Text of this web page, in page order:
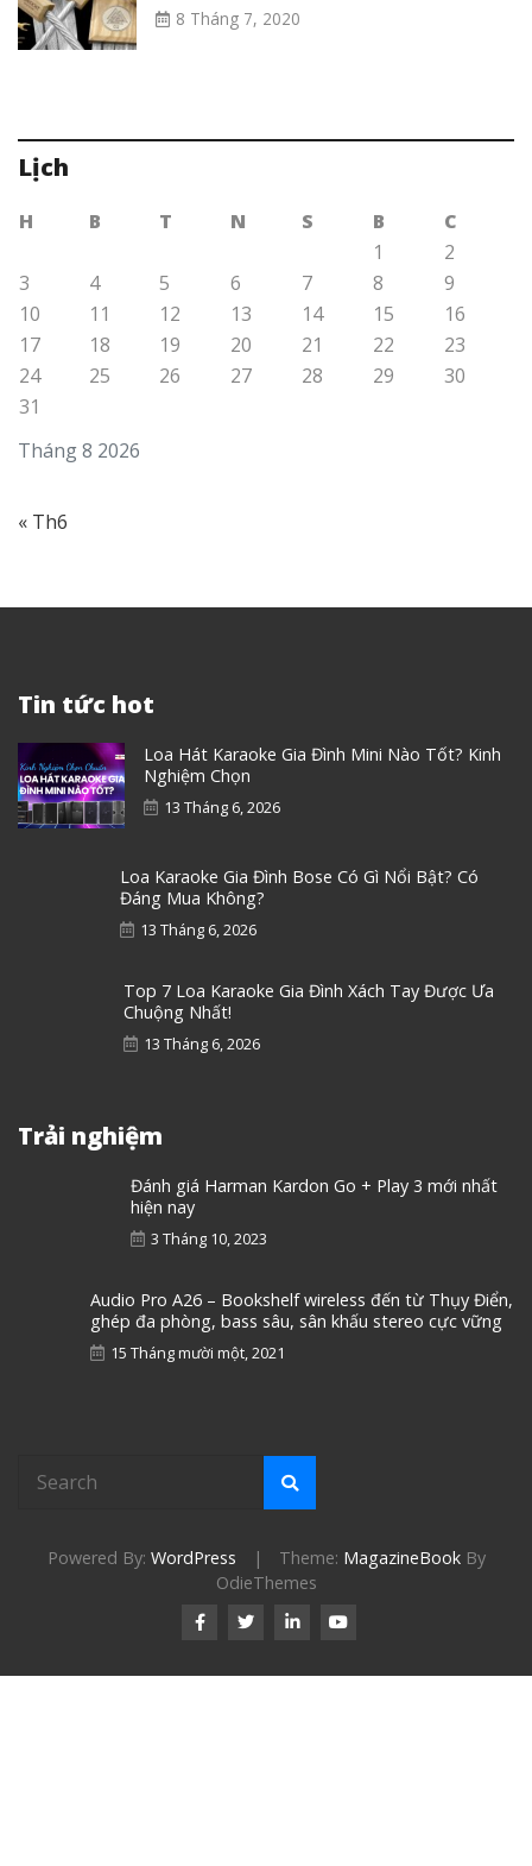
8 Tháng 7, 2020
Lịch
Tháng 8 2026
H B T N S B
C
1
2
3
4 5 6 7 8
9
10
11 12 13 14 15
16
17
18 19 20 21 22
23
24
25 26 27 28 29
30
31
« Th6
Tin tức hot
Loa Hát Karaoke Gia Đình Mini Nào Tốt? Kinh
Nghiệm Chọn
13 Tháng 6, 2026
Loa Karaoke Gia Đình Bose Có Gì Nổi Bật? Có
Đáng Mua Không?
13 Tháng 6, 2026
Top 7 Loa Karaoke Gia Đình Xách Tay Được Ưa
Chuộng Nhất!
13 Tháng 6, 2026
Trải nghiệm
Đánh giá Harman Kardon Go + Play 3 mới nhất
hiện nay
3 Tháng 10, 2023
Audio Pro A26 – Bookshelf wireless đến từ Thụy Điển,
ghép đa phòng, bass sâu, sân khấu stereo cực vững
15 Tháng mười một, 2021
Powered By: WordPress | Theme: MagazineBookBy
OdieThemes